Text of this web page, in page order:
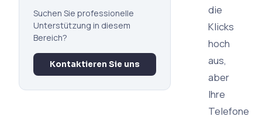
Suchen Sie professionelle
Unterstützung in diesem
Bereich?
Kontaktieren Sie uns
die
Klicks
hoch
aus,
aber
Ihre
Telefone